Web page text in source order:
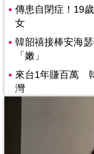
傳患自閉症！19
女
韓韶禧接棒安海
「嫩」
來台1年賺百萬
灣